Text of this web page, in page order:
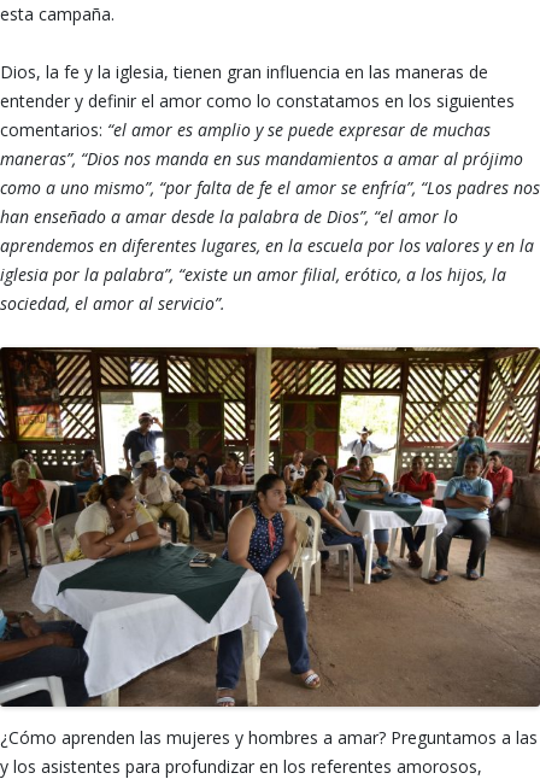
esta campaña.
Dios, la fe y la iglesia, tienen gran influencia en las maneras de
entender y definir el amor como lo constatamos en los siguientes
comentarios: “el amor es amplio y se puede expresar de muchas
maneras”, “Dios nos manda en sus mandamientos a amar al prójimo
como a uno mismo”, “por falta de fe el amor se enfría”, “Los padres nos
han enseñado a amar desde la palabra de Dios”, “el amor lo
aprendemos en diferentes lugares, en la escuela por los valores y en la
iglesia por la palabra”, “existe un amor filial, erótico, a los hijos, la
sociedad, el amor al servicio”.
¿Cómo aprenden las mujeres y hombres a amar? Preguntamos a las
y los asistentes para profundizar en los referentes amorosos,